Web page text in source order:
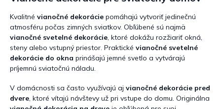
ý
p
i
s
u
Kvalitné vianočné dekorácie pomáhajú vytvoriť jedinečnú
atmosféru počas zimných sviatkov. Obľúbené sú najmä
vianočné svetelné dekorácie , ktoré dokážu rozžiariť okná,
steny alebo vstupný priestor. Praktické vianočné svetelné
dekorácie do okna prinášajú jemné svetlo a vytvárajú
príjemnú sviatočnú náladu.
V domácnosti sa často využívajú aj vianočné dekorácie pred
dvere , ktoré vítajú návštevy už pri vstupe do domu. Originálna